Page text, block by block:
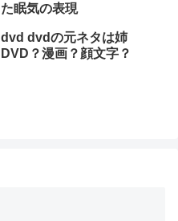
た眠気の表現
dvd dvdの元ネタは姉
DVD？漫画？顔文字？